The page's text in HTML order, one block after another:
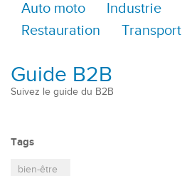
Auto moto
Industrie
Restauration
Transport
Guide B2B
Suivez le guide du B2B
Tags
bien-être